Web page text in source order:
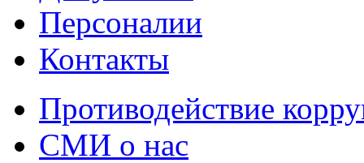
Персоналии
Контакты
Противодействие
СМИ о нас